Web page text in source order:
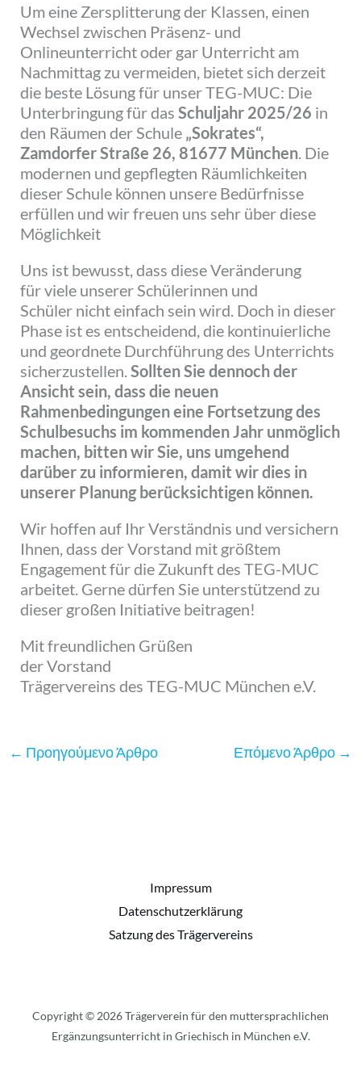
Um eine Zersplitterung der Klassen, einen
Wechsel zwischen Präsenz- und
Onlineunterricht oder gar Unterricht am
Nachmittag zu vermeiden, bietet sich derzeit
die beste Lösung für unser TEG-MUC: Die
Unterbringung für das Schuljahr 2025/26 in
den Räumen der Schule „Sokrates“,
Zamdorfer Straße 26, 81677 München. Die
modernen und gepflegten Räumlichkeiten
dieser Schule können unsere Bedürfnisse
erfüllen und wir freuen uns sehr über diese
Möglichkeit
Uns ist bewusst, dass diese Veränderung
für viele unserer Schülerinnen und
Schüler nicht einfach sein wird. Doch in dieser
Phase ist es entscheidend, die kontinuierliche
und geordnete Durchführung des Unterrichts
sicherzustellen. Sollten Sie dennoch der
Ansicht sein, dass die neuen
Rahmenbedingungen eine Fortsetzung des
Schulbesuchs im kommenden Jahr unmöglich
machen, bitten wir Sie, uns umgehend
darüber zu informieren, damit wir dies in
unserer Planung berücksichtigen können.
Wir hoffen auf Ihr Verständnis und versichern
Ihnen, dass der Vorstand mit größtem
Engagement für die Zukunft des TEG-MUC
arbeitet. Gerne dürfen Sie unterstützend zu
dieser großen Initiative beitragen!
Mit freundlichen Grüßen
der Vorstand
Trägervereins des TEG-MUC München e.V.
← Προηγούμενο Άρθρο Επόμενο Άρθρο →
Impressum
Datenschutzerklärung
Satzung des Trägervereins
Copyright © 2026 Trägerverein für den muttersprachlichen
Ergänzungsunterricht in Griechisch in München e.V.